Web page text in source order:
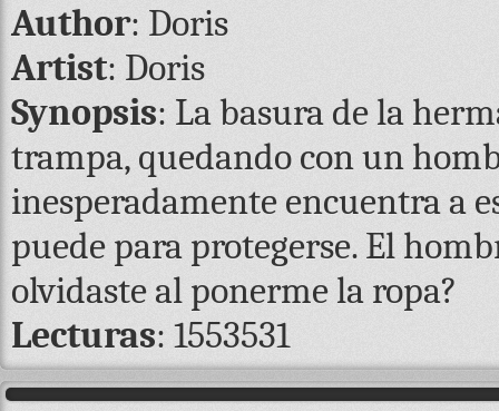
Author: Doris
Artist: Doris
Synopsis: La basura de la
trampa, quedando con un
inesperadamente encuentra a
puede para protegerse. El
olvidaste al ponerme la ropa?
Lecturas: 1553531